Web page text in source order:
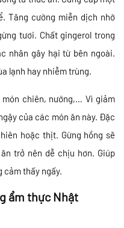
Tăng cường miễn dịch nhờ
tươi. Chất gingerol trong
nhân gây hại từ bên ngoài.
lạnh hay nhiễm trùng.
chiên, nướng,… Vì giảm
của các món ăn này. Đặc
hoặc thịt. Gừng hồng sẽ
trở nên dễ chịu hơn. Giúp
cảm thấy ngấy.
ẩm thực Nhật